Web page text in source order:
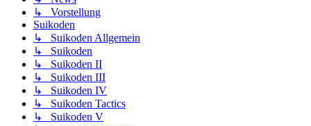
↳ Vorstellung
Suikoden
↳ Suikoden Allgemein
↳ Suikoden
↳ Suikoden II
↳ Suikoden III
↳ Suikoden IV
↳ Suikoden Tactics
↳ Suikoden V